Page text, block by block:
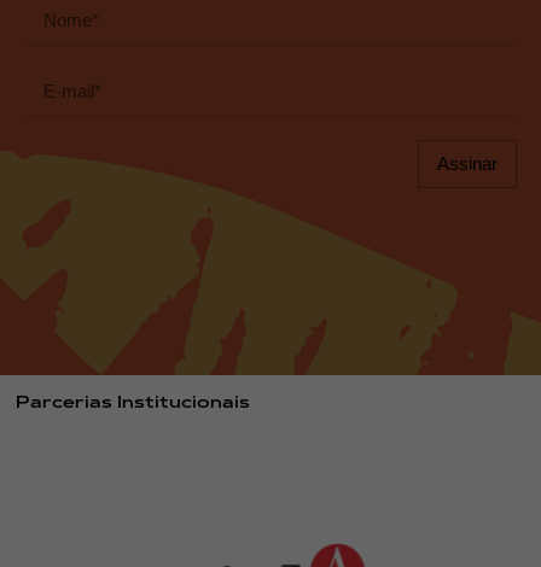
Assinar
Parcerias Institucionais